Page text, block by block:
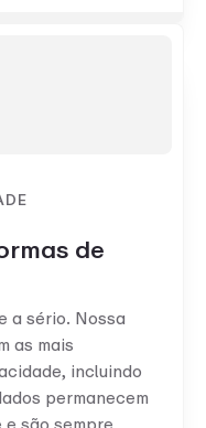
de
a sério. Nossa
as mais
incluindo
permanecem